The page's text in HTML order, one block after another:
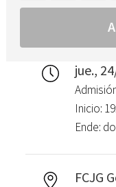
jue.,
Inicio:
Ende:
FCJG